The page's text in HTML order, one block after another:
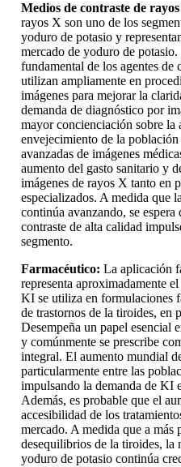
Medios de contraste de
rayos X son uno de los
yoduro de potasio y
mercado de yoduro de
fundamental de los agentes de
utilizan ampliamente en
imágenes para mejorar la
demanda de diagnóstico por
mayor concienciación sobre la
envejecimiento de la
avanzadas de imágenes
aumento del gasto sanitario y
imágenes de rayos X tanto en
especializados. A medida que
continúa avanzando, se
contraste de alta calidad
segmento.
Farmacéutico: La aplicación
representa aproximadamente
KI se utiliza en formulaciones
de trastornos de la tiroides, en
Desempeña un papel esencial
y comúnmente se prescribe
integral. El aumento mundial
particularmente entre las
impulsando la demanda de KI
Además, es probable que el
accesibilidad de los
mercado. A medida que a más
desequilibrios de la tiroides, la
yoduro de potasio continúa